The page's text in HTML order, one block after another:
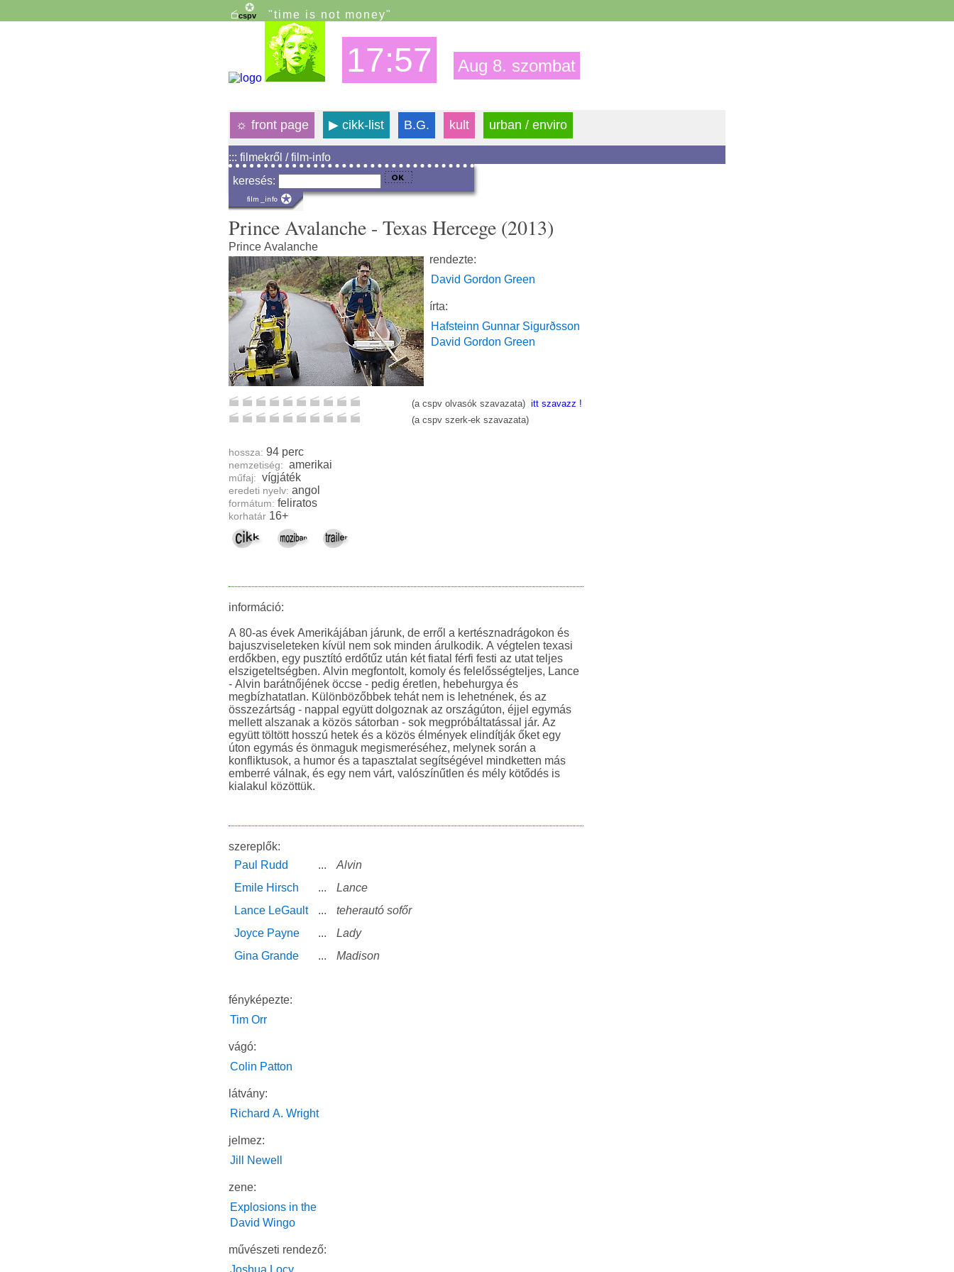
"time is not money"
17:57 Aug 8. szombat
☼ front page ▶ cikk-list B.G. kult urban / enviro
::: filmekről / film-info
keresés:
Prince Avalanche - Texas Hercege (2013)
Prince Avalanche
rendezte:
David Gordon Green
írta:
Hafsteinn Gunnar Sigurðsson
David Gordon Green
(a cspv olvasók szavazata) itt szavazz !
(a cspv szerk-ek szavazata)
hossza: 94 perc
nemzetiség: amerikai
műfaj: vígjáték
eredeti nyelv: angol
formátum: feliratos
korhatár 16+
információ:
A 80-as évek Amerikájában járunk, de erről a kertésznadrágokon és
bajuszviseleteken kívül nem sok minden árulkodik. A végtelen texasi
erdőkben, egy pusztító erdőtűz után két fiatal férfi festi az utat teljes
elszigeteltségben. Alvin megfontolt, komoly és felelősségteljes, Lance
- Alvin barátnőjének öccse - pedig éretlen, hebehurgya és
megbízhatatlan. Különbözőbbek tehát nem is lehetnének, és az
összezártság - nappal együtt dolgoznak az országúton, éjjel egymás
mellett alszanak a közös sátorban - sok megpróbáltatással jár. Az
együtt töltött hosszú hetek és a közös élmények elindítják őket egy
úton egymás és önmaguk megismeréséhez, melynek során a
konfliktusok, a humor és a tapasztalat segítségével mindketten más
emberré válnak, és egy nem várt, valószínűtlen és mély kötődés is
kialakul közöttük.
szereplők:
Paul Rudd
...
Alvin
Emile Hirsch
...
Lance
Lance LeGault
...
teherautó sofőr
Joyce Payne
...
Lady
Gina Grande
... Madison
fényképezte:
Tim Orr
vágó:
Colin Patton
látvány:
Richard A. Wright
jelmez:
Jill Newell
zene:
Explosions in the
David Wingo
művészeti rendező:
Joshua Locy